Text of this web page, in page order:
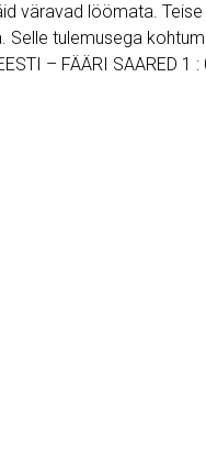
väravad löömata.
Selle tulemusega
– FÄÄRI SAARED 1